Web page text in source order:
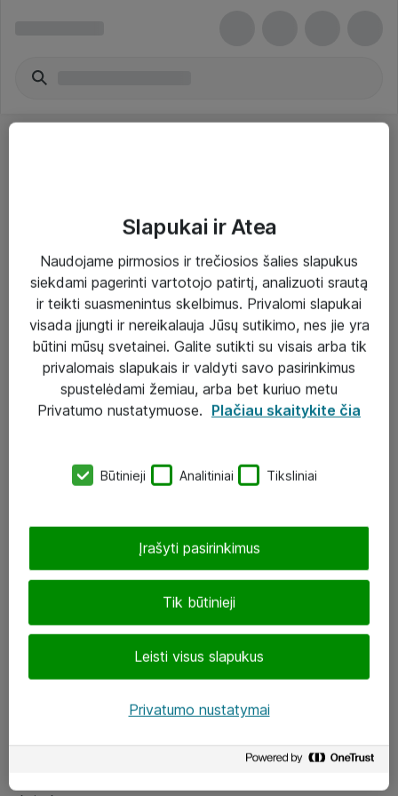
Paslaugos
Sprendimai
Įgyvendinti projektai
Atea ekspertų patarimai verslui
eShop@atea.lt
LinkedIn
Slapukai ir Atea
Naudojame pirmosios ir trečiosios šalies slapukus
siekdami pagerinti vartotojo patirtį, analizuoti srautą
ir teikti suasmenintus skelbimus. Privalomi slapukai
visada įjungti ir nereikalauja Jūsų sutikimo, nes jie yra
būtini mūsų svetainei. Galite sutikti su visais arba tik
privalomais slapukais ir valdyti savo pasirinkimus
spustelėdami žemiau, arba bet kuriuo metu
Privatumo nustatymuose. Plačiau skaitykite čia
Būtinieji Analitiniai Tiksliniai
Tik būtinieji
Leisti visus slapukus
Įrašyti pasirinkimus
Privatumo nustatymai